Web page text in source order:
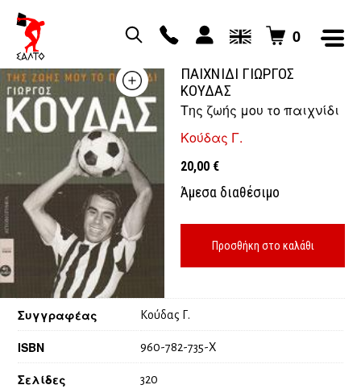
0
ΠΑΙΧΝΙΔΙ ΓΙΩΡΓΟΣ
ΚΟΥΔΑΣ
Της ζωής μου το παιχνίδι
Κούδας Γ.
20,00 €
Άμεσα διαθέσιμο
Προσθήκη στο καλάθι
Συγγραφέας Κούδας Γ.
ISBN 960-782-735-Χ
Σελίδες 320